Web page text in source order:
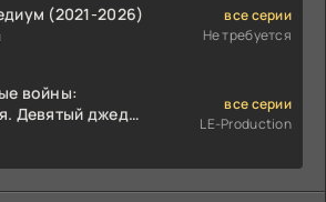
(2021-2026)
все серии
Не требуется
войны:
Девятый джедай
все серии
LE-Production